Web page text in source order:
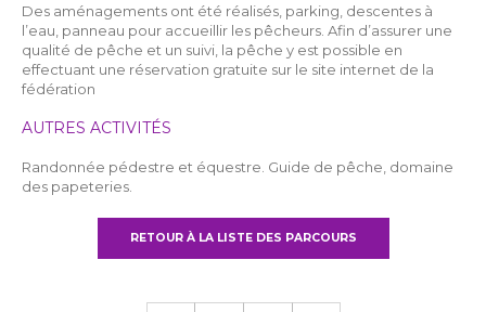
Des aménagements ont été réalisés, parking, descentes à
l’eau, panneau pour accueillir les pêcheurs. Afin d’assurer une
qualité de pêche et un suivi, la pêche y est possible en
effectuant une réservation gratuite sur le site internet de la
fédération
AUTRES ACTIVITÉS
Randonnée pédestre et équestre. Guide de pêche, domaine
des papeteries.
RETOUR À LA LISTE DES PARCOURS